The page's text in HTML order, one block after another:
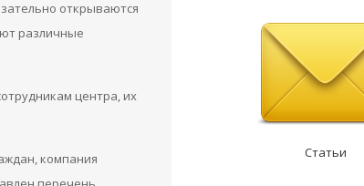
открываются
различные
центра, их
компания
Статьи